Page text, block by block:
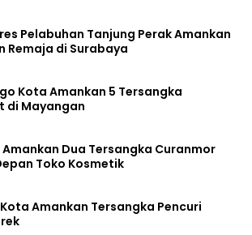
Pelabuhan Tanjung Perak Amankan
Remaja di Surabaya
Kota Amankan 5 Tersangka
di Mayangan
Dua Tersangka Curanmor
Toko Kosmetik
Amankan Tersangka Pencuri